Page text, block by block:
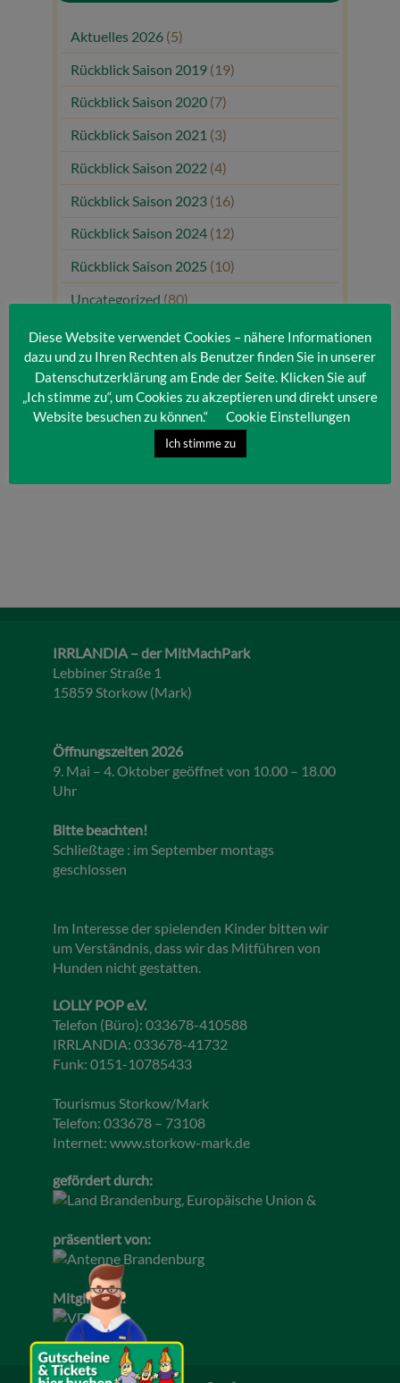
Aktuelles 2026 (5)
Rückblick Saison 2019 (19)
Rückblick Saison 2020 (7)
Rückblick Saison 2021 (3)
Rückblick Saison 2022 (4)
Rückblick Saison 2023 (16)
Rückblick Saison 2024 (12)
Rückblick Saison 2025 (10)
Uncategorized (80)
Unsere Gäste(1)
IRRLANDIA – der MitMachPark
Lebbiner Straße 1
15859 Storkow (Mark)
Öffnungszeiten 2026
9. Mai – 4. Oktober geöffnet von 10.00 – 18.00
Uhr
Bitte beachten!
Schließtage : im September montags
geschlossen
Im Interesse der spielenden Kinder bitten wir
um Verständnis, dass wir das Mitführen von
Hunden nicht gestatten.
LOLLY POP e.V.
Telefon (Büro): 033678-410588
IRRLANDIA: 033678-41732
Funk: 0151-10785433
Tourismus Storkow/Mark
Telefon: 033678 – 73108
Internet: www.storkow-mark.de
gefördert durch:
präsentiert von:
Mitglied im:
Diese Website verwendet Cookies – nähere Informationen
dazu und zu Ihren Rechten als Benutzer finden Sie in unserer
Datenschutzerklärung am Ende der Seite. Klicken Sie auf
„Ich stimme zu“, um Cookies zu akzeptieren und direkt unsere
Website besuchen zu können.“
Cookie Einstellungen
Ich stimme zu